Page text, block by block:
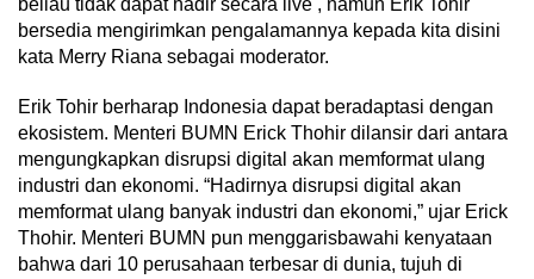
beliau tidak dapat hadir secara live , namun Erik Tohir
bersedia mengirimkan pengalamannya kepada kita disini
kata Merry Riana sebagai moderator.
Erik Tohir berharap Indonesia dapat beradaptasi dengan
ekosistem. Menteri BUMN Erick Thohir dilansir dari antara
mengungkapkan disrupsi digital akan memformat ulang
industri dan ekonomi. “Hadirnya disrupsi digital akan
memformat ulang banyak industri dan ekonomi,” ujar Erick
Thohir. Menteri BUMN pun menggarisbawahi kenyataan
bahwa dari 10 perusahaan terbesar di dunia, tujuh di